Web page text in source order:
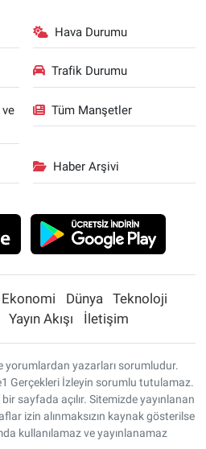
Hava Durumu
Trafik Durumu
Tüm Manşetler
Haber Arşivi
Ekonomi Dünya
Teknoloji
Yayın Akışı İletişim
yorumlardan yazarları sorumludur.
Gerçekleri İzleyin sorumlu tutulamaz.
sayfada açılır. Sitemizde yayınlanan
izin alınmaksızın kaynak gösterilse
kullanılamaz ve yayınlanamaz